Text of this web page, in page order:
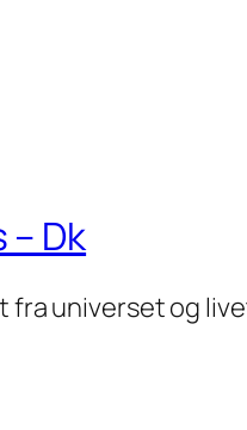
Dk
fra universet og